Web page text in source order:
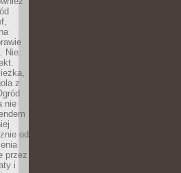
Nie
z
nie
od
przez
i